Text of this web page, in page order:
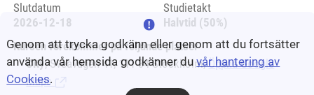
Slutdatum
2026-12-18
Studietakt
Halvtid (50%)
Kursen förekommer på följande platser
City, Sveavägen 41, 111 34 Stockholm, Öppna Google
Maps (Länk till extern sida.)
Genom att trycka godkänn eller genom att du fortsätter
använda vår hemsida godkänner duvår hantering av
Cookies.